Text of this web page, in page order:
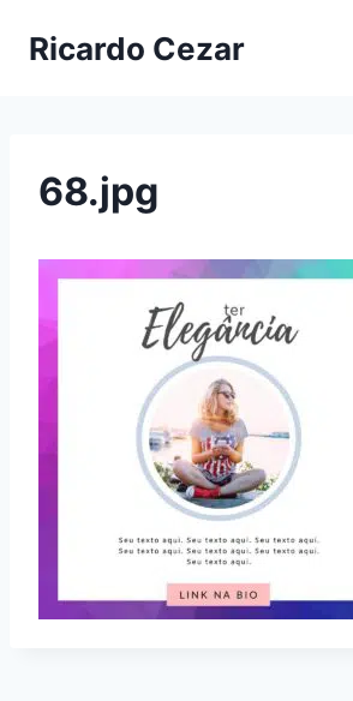
Ricardo Cezar
68.jpg